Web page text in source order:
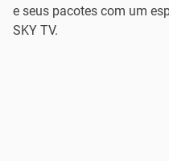
e seus pacotes com um
SKY TV.